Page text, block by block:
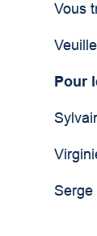
Vous
Pour
Serge